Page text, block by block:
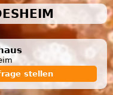
stellen